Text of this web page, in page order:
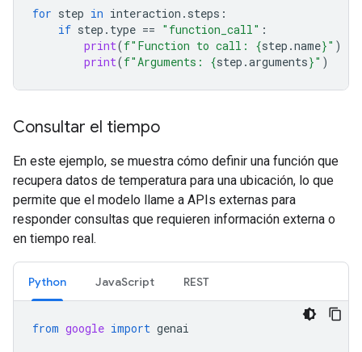
for step in interaction . steps :
if step . type == "function_call" :
print(f"Function to call: {step .name}" )
print(f"Arguments: {step .arguments}" )
Consultar el tiempo
En este ejemplo, se muestra cómo definir una función que
recupera datos de temperatura para una ubicación, lo que
permite que el modelo llame a APIs externas para
responder consultas que requieren información externa o
en tiempo real.
Python JavaScript REST
from google import genai